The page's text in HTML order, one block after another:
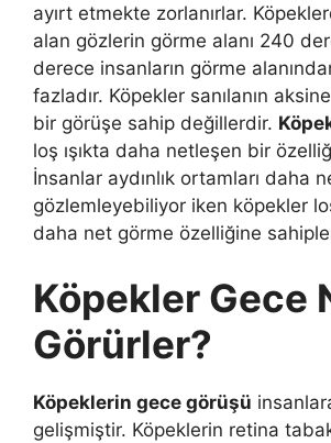
ayırt etmekte zorlanırlar.
alan gözlerin görme alanı 240
derece insanların görme
fazladır. Köpekler sanılanın
bir görüşe sahip değillerdir.
loş ışıkta daha netleşen bir
İnsanlar aydınlık ortamları daha
gözlemleyebiliyor iken köpekler
daha net görme özelliğine
Köpekler Gece
Görürler?
Köpeklerin gece görüşü
gelişmiştir. Köpeklerin retina